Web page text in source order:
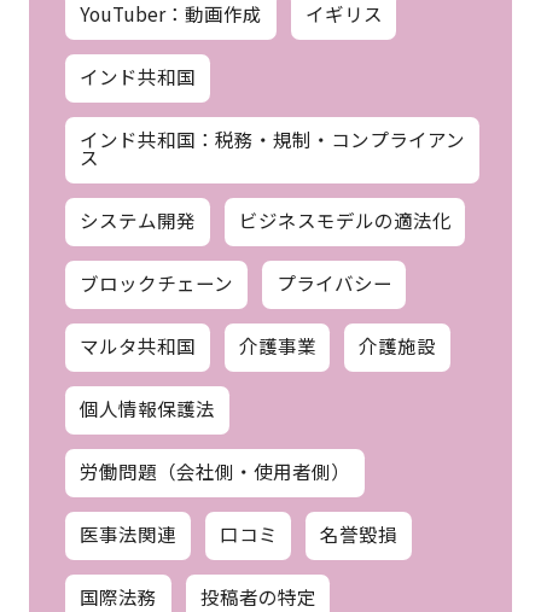
YouTuber：動画作成 イギリス
インド共和国
インド共和国：税務・規制・コンプライアン
ス
システム開発 ビジネスモデルの適法化
ブロックチェーン プライバシー
マルタ共和国 介護事業 介護施設
個人情報保護法
労働問題（会社側・使用者側）
医事法関連 口コミ 名誉毀損
国際法務 投稿者の特定